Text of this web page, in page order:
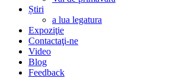
Știri
a lua legatura
Expoziţie
Contactaţi-ne
Video
Blog
Feedback